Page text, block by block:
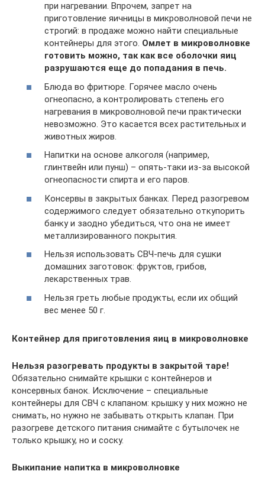
при нагревании. Впрочем, запрет на
приготовление яичницы в микроволновой печи не
строгий: в продаже можно найти специальные
контейнеры для этого. Омлет в микроволновке
готовить можно, так как все оболочки яиц
разрушаются еще до попадания в печь.
Блюда во фритюре. Горячее масло очень
огнеопасно, а контролировать степень его
нагревания в микроволновой печи практически
невозможно. Это касается всех растительных и
животных жиров.
Напитки на основе алкоголя (например,
глинтвейн или пунш) – опять-таки из-за высокой
огнеопасности спирта и его паров.
Консервы в закрытых банках. Перед разогревом
содержимого следует обязательно откупорить
банку и заодно убедиться, что она не имеет
металлизированного покрытия.
Нельзя использовать СВЧ-печь для сушки
домашних заготовок: фруктов, грибов,
лекарственных трав.
Нельзя греть любые продукты, если их общий
вес менее 50 г.
Контейнер для приготовления яиц в микроволновке
Нельзя разогревать продукты в закрытой таре!
Обязательно снимайте крышки с контейнеров и
консервных банок. Исключение – специальные
контейнеры для СВЧ с клапаном: крышку у них можно не
снимать, но нужно не забывать открыть клапан. При
разогреве детского питания снимайте с бутылочек не
только крышку, но и соску.
Выкипание напитка в микроволновке